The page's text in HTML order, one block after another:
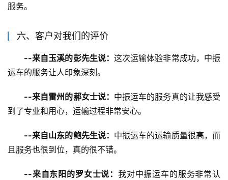
服务。
六、客户对我们的评价
--来自玉溪的彭先生说： 这次运输体验非常成功，中振
运车的服务让人印象深刻。
--来自雷州的郝女士说： 中振运车的服务真的让我感受
到了专业和用心，运输过程非常安心。
--来自山东的鲍先生说： 中振运车的运输质量很高，而
且服务也很到位，真的很不错。
--来自东阳的罗女士说： 我对中振运车的服务非常认